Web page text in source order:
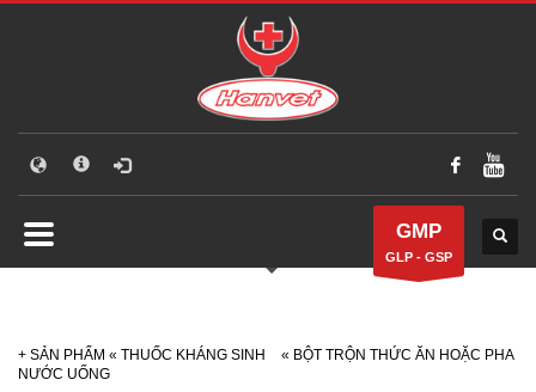
GMP
GLP - GSP
+ SẢN PHẨM « THUỐC KHÁNG SINH « BỘT TRỘN THỨC ĂN HOẶC PHA
NƯỚC UỐNG